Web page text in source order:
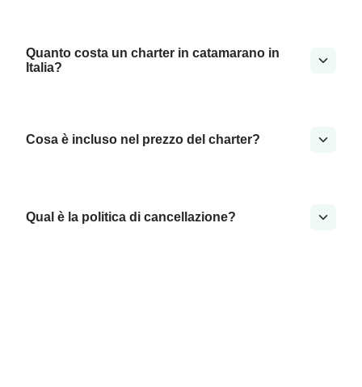
Quanto costa un charter in catamarano in
Italia?
Cosa è incluso nel prezzo del charter?
Qual è la politica di cancellazione?